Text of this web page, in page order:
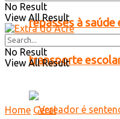
repasses à
transporte
No Result
View All Result
No Result
View All Result
Home Geral